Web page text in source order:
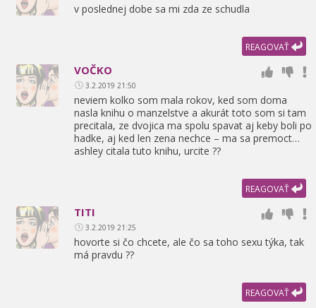
v poslednej dobe sa mi zda ze schudla
REAGOVAŤ
VOČKO
3.2.2019 21:50
neviem kolko som mala rokov, ked som doma
nasla knihu o manzelstve a akurát toto som si tam
precitala, ze dvojica ma spolu spavat aj keby boli po
hadke, aj ked len zena nechce – ma sa premoct…
ashley citala tuto knihu, urcite ??
REAGOVAŤ
TITI
3.2.2019 21:25
hovorte si čo chcete, ale čo sa toho sexu týka, tak
má pravdu ??
REAGOVAŤ